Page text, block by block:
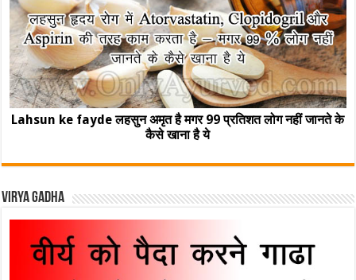
Lahsun ke fayde लहसुन अमृत है मगर 99 प्रतिशत लोग नहीं जानते के
कैसे खाना है ये
Virya Gadha